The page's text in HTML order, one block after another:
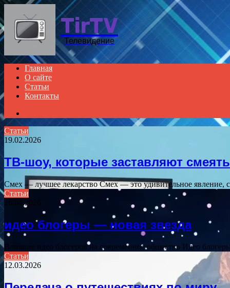
TirTV
Телевидение
Главная
О сайте
Статьи
Контакты
for
Статьи
19.02.2026
ТВ-шоу, которые заставляют
Смех — лучшее лекарство Смех — это удивительное
Статьи
26.04.2026
идео блогеры — новая звезда
Влияние идео блогеров на современное общество Идео
Статьи
12.03.2026